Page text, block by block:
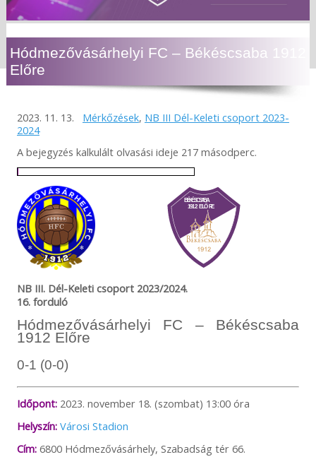
Hódmezővásárhelyi FC – Békéscsaba 1912
Előre
2023. 11. 13. Mérkőzések, NB III Dél-Keleti csoport 2023-
2024
A bejegyzés kalkulált olvasási ideje 217 másodperc.
NB III. Dél-Keleti csoport 2023/2024.
16. forduló
Hódmezővásárhelyi FC – Békéscsaba
1912 Előre
0-1 (0-0)
Időpont:2023. november 18. (szombat) 13:00 óra
Helyszín: Városi Stadion
Cím:6800 Hódmezővásárhely, Szabadság tér 66.